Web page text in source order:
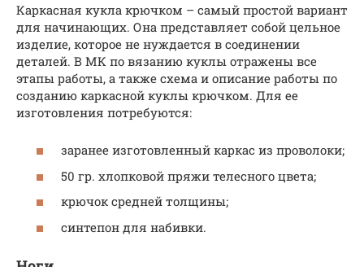
Каркасная кукла крючком – самый простой вариант
для начинающих. Она представляет собой цельное
изделие, которое не нуждается в соединении
деталей. В МК по вязанию куклы отражены все
этапы работы, а также схема и описание работы по
созданию каркасной куклы крючком. Для ее
изготовления потребуются:
заранее изготовленный каркас из проволоки;
50 гр. хлопковой пряжи телесного цвета;
крючок средней толщины;
синтепон для набивки.